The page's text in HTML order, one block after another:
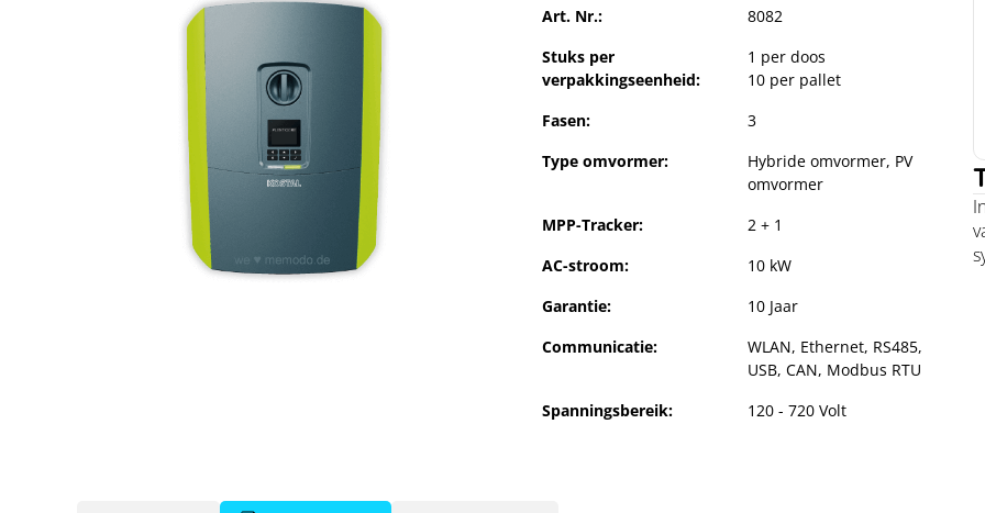
Art. Nr.:
8082
Stuks per
verpakkingseenheid:
1 per doos
10 per pallet
Fasen:
3
Type omvormer:
Hybride omvormer, PV
omvormer
MPP-Tracker:
2 + 1
AC-stroom:
10 kW
Garantie:
10 Jaar
Communicatie:
WLAN, Ethernet, RS485,
USB, CAN, Modbus RTU
Spanningsbereik:
120 - 720 Volt